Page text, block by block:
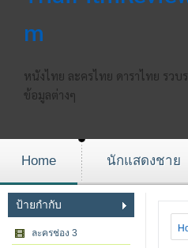
m
หนังไทย ละครไทย ดาราไทย รวบ
ข้อมูลต่างๆ
Home นักแสดงชาย
ป้ายกำกับ
ละครช่อง 3